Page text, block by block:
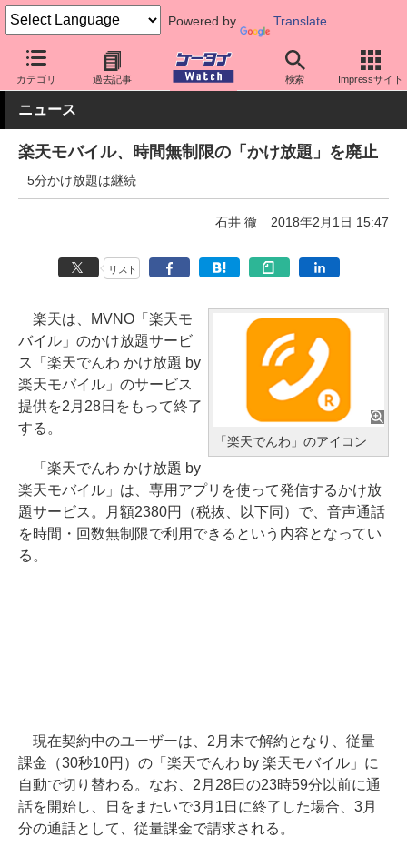
Powered by Translate
カテゴリ 過去記事 検索 Impressサイト
ケータイ Watch 格安スマホ/格安SIM 格安SIM/MVNO 楽天モ
ニュース
楽天モバイル、時間無制限の「かけ放題」を廃止
5分かけ放題は継続
石井 徹 2018年2月1日 15:47
リスト
「楽天でんわ」のアイコン
楽天は、MVNO「楽天モ
バイル」のかけ放題サービ
ス「楽天でんわ かけ放題 by
楽天モバイル」のサービス
提供を2月28日をもって終了
する。
「楽天でんわ かけ放題 by
楽天モバイル」は、専用アプリを使って発信するかけ放
題サービス。月額2380円（税抜、以下同）で、音声通話
を時間・回数無制限で利用できるという内容となってい
る。
現在契約中のユーザーは、2月末で解約となり、従量
課金（30秒10円）の「楽天でんわ by 楽天モバイル」に
自動で切り替わる。なお、2月28日の23時59分以前に通
話を開始し、日をまたいで3月1日に終了した場合、3月
分の通話として、従量課金で請求される。